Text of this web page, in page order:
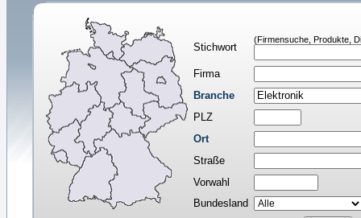
Stichwort
(Firmensuche, Produkte,
Firma
Branche
PLZ
Ort
Straße
Vorwahl
Bundesland